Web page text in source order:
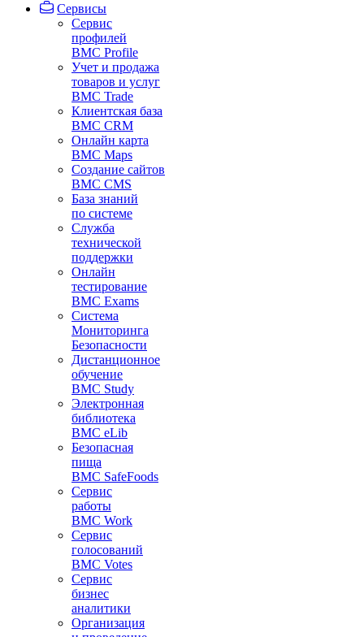
Сервисы
Сервис
профилей
BMC Profile
Учет и продажа
товаров и услуг
BMC Trade
Клиентская база
BMC CRM
Онлайн карта
BMC Maps
Создание сайтов
BMC CMS
База знаний
по системе
Служба
технической
поддержки
Онлайн
тестирование
BMC Exams
Система
Мониторинга
Безопасности
Дистанционное
обучение
BMC Study
Электронная
библиотека
BMC eLib
Безопасная
пища
BMC SafeFoods
Сервис
работы
BMC Work
Сервис
голосований
BMC Votes
Сервис
бизнес
аналитики
Организация